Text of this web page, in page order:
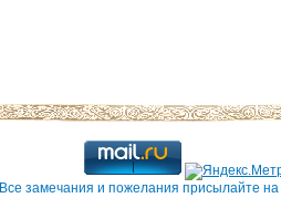
Все замечания и пожелания присылайте на